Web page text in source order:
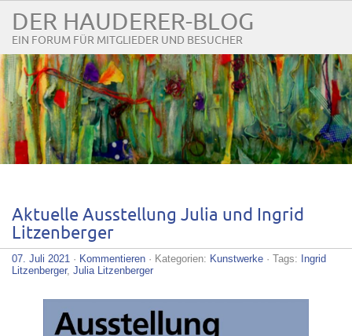
DER HAUDERER-BLOG
EIN FORUM FÜR MITGLIEDER UND BESUCHER
Aktuelle Ausstellung Julia und Ingrid
Litzenberger
07. Juli 2021 · Kommentieren · Kategorien: Kunstwerke · Tags:
Ingrid
Litzenberger, Julia Litzenberger